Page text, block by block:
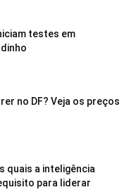
testes em
no DF? Veja os preços
quais a inteligência
para liderar